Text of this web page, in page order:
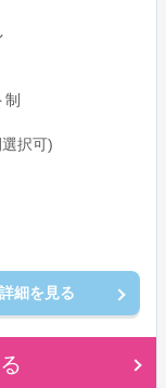
択可)
詳細を見る